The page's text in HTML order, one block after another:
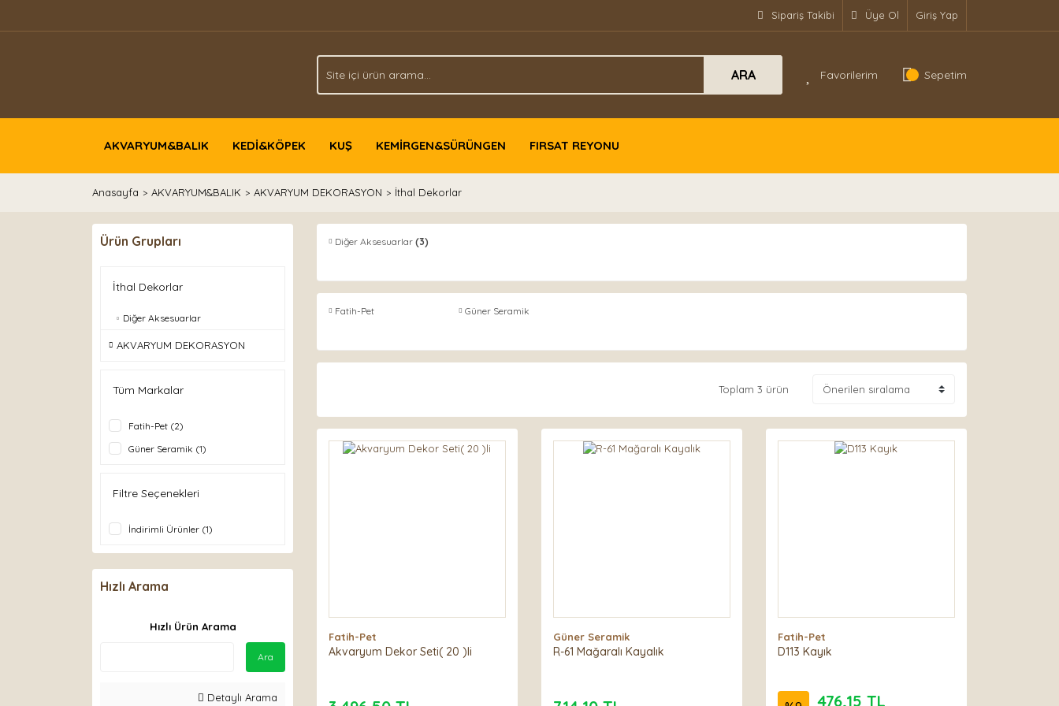
Sipariş Takibi Üye Ol Giriş Yap
ARA Favorilerim Sepetim
AKVARYUM&BALIK KEDİ&KÖPEK KUŞ KEMİRGEN&SÜRÜNGEN FIRSAT REYONU
Anasayfa AKVARYUM&BALIK AKVARYUM DEKORASYON İthal Dekorlar
Ürün Grupları
İthal Dekorlar
Diğer Aksesuarlar
AKVARYUM DEKORASYON
Tüm Markalar
Fatih-Pet (2)
Güner Seramik (1)
Filtre Seçenekleri
İndirimli Ürünler (1)
Hızlı Arama
Hızlı Ürün Arama
Ara
Detaylı Arama
Diğer Aksesuarlar (3)
Fatih-Pet Güner Seramik
Toplam 3 ürün
Fatih-Pet
Akvaryum Dekor Seti( 20 )li
Güner Seramik
R-61 Mağaralı Kayalık
Fatih-Pet
D113 Kayık
476,15 TL